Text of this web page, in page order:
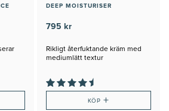
DEEP MOISTURISER
795 kr
Rikligt återfuktande kräm med
mediumlätt textur
KÖP +